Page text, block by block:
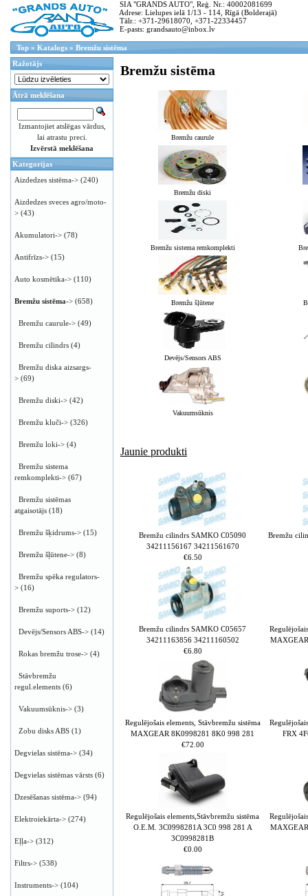
SIA "GRANDS AUTO", Reģ. Nr.: 40002081699
Adrese: Lielupes ielā 1/13 - 114, Rīgā (Bolderajā)
Tālr.: +371-29618070, +371-22334457
E-pasts: grandsauto@inbox.lv
Top » Katalogs » Bremžu sistēma
Bremžu sistēma
Bremžu caurule
Bremžu diski
Bremžu sistema remkomplekti
Bremžu šļūtene
Devējs/Sensors ABS
Vakuumsūknis
Jaunie produkti
Bremžu cilindrs SAMKO C05090
34211156167 34211561670
€6.50
Bremžu
Bremžu cilindrs SAMKO C05657
34211163856 34211160502
€6.80
Regulējošais elements, Stāvbremžu sistēma
MAXGEAR 8K0998281 8K0 998 281
€72.00
FRX
Regulējošais elements,Stāvbremžu sistēma
O.E.M. 3C0998281A 3C0 998 281 A
3C0998281B
€0.00
Ražotājs
Ātrā meklēšana
Izmantojiet atslēgas vārdus,
lai atrastu preci.
Izvērstā meklēšana
Kategorijas
Aizdedzes sistēma-> (240)
Aizdedzes sveces agro/moto-
> (43)
Akumulatori-> (78)
Antifrīzs-> (15)
Auto kosmētika-> (110)
Bremžu sistēma-> (658)
Bremžu caurule-> (49)
Bremžu cilindrs (4)
Bremžu diska aizsargs-
> (69)
Bremžu diski-> (42)
Bremžu kluči-> (326)
Bremžu loki-> (4)
Bremžu sistema
remkomplekti-> (67)
Bremžu sistēmas
atgaisotājs (18)
Bremžu šķidrums-> (15)
Bremžu šļūtene-> (8)
Bremžu spēka regulators-
> (16)
Bremžu suports-> (12)
Devējs/Sensors ABS-> (14)
Rokas bremžu trose-> (4)
Stāvbremžu
regul.elements (6)
Vakuumsūknis-> (3)
Zobu disks ABS (1)
Degvielas sistēma-> (34)
Degvielas sistēmas vārsts (6)
Dzesēšanas sistēma-> (94)
Elektroiekārta-> (274)
Eļļa-> (312)
Filtrs-> (538)
Instruments-> (104)